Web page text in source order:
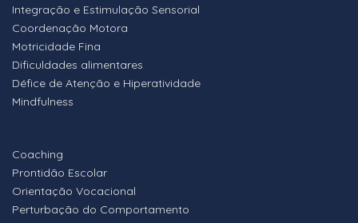
Integração e Estimulação Sensorial
Coordenação Motora
Motricidade Fina
Dificuldades alimentares
Défice de Atenção e Hiperatividade
Mindfulness
Coaching
Prontidão Escolar
Orientação Vocacional
Perturbação do Comportamento